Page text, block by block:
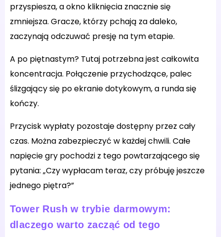
przyspiesza, a okno kliknięcia znacznie się
zmniejsza. Gracze, którzy pchają za daleko,
zaczynają odczuwać presję na tym etapie.
A po piętnastym? Tutaj potrzebna jest całkowita
koncentracja. Połączenie przychodzące, palec
ślizgający się po ekranie dotykowym, a runda się
kończy.
Przycisk wypłaty pozostaje dostępny przez cały
czas. Można zabezpieczyć w każdej chwili. Całe
napięcie gry pochodzi z tego powtarzającego się
pytania: „Czy wypłacam teraz, czy próbuję jeszcze
jednego piętra?”
Tower Rush w trybie darmowym:
dlaczego warto zacząć od tego